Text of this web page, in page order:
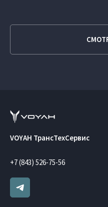
VOYAH ТрансТехСервис
+7 (843) 526-75-56